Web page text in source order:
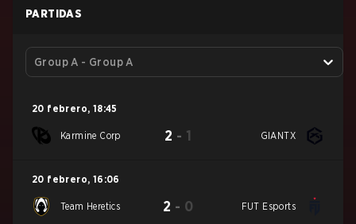
PARTIDAS
Group A - Group A
20 febrero, 18:45
Karmine Corp 2 - 1 GIANTX
20 febrero, 16:06
Team Heretics 2 - 0 FUT Esports